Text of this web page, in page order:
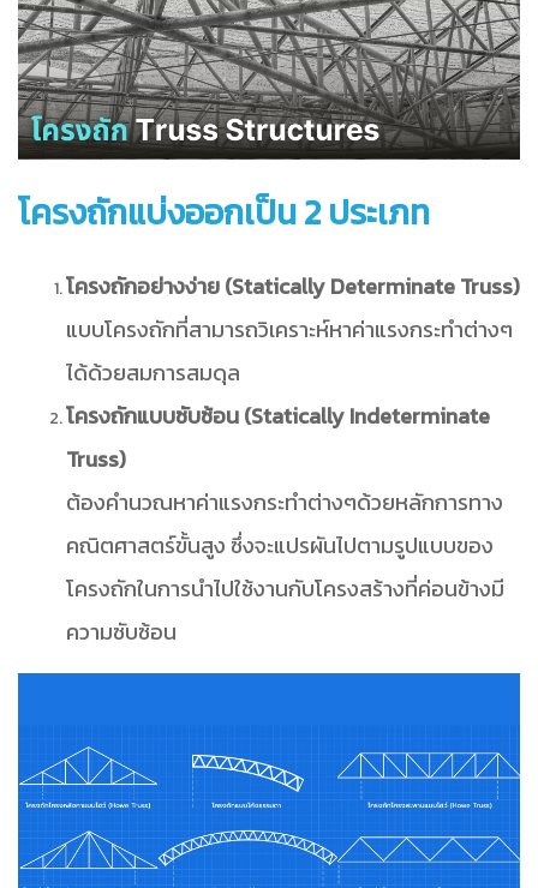
โครงถักแบ่งออกเป็น 2 ประเภท
โครงถักอย่างง่าย (Statically Determinate Truss)
แบบโครงถักที่สามารถวิเคราะห์หาค่าแรงกระทำต่างๆ
ได้ด้วยสมการสมดุล
โครงถักแบบซับซ้อน (Statically Indeterminate
Truss)
ต้องคำนวณหาค่าแรงกระทำต่างๆด้วยหลักการทาง
คณิตศาสตร์ขั้นสูง ซึ่งจะแปรผันไปตามรูปแบบของ
โครงถักในการนำไปใช้งานกับโครงสร้างที่ค่อนข้างมี
ความซับซ้อน